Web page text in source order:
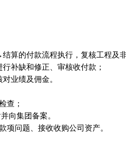
的付款流程执行，复核工程及非
补缺和修正、审核收付款；
业绩及佣金。
查；
向集团备案。
项问题、接收收购公司资产。